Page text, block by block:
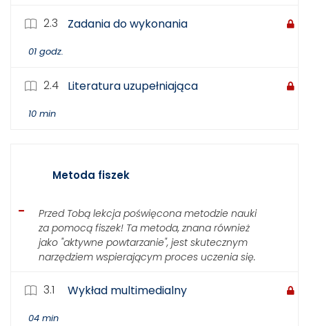
2.3 Zadania do wykonania
01 godz.
2.4 Literatura uzupełniająca
10 min
Metoda fiszek
Przed Tobą lekcja poświęcona metodzie nauki
za pomocą fiszek! Ta metoda, znana również
jako "aktywne powtarzanie", jest skutecznym
narzędziem wspierającym proces uczenia się.
3.1 Wykład multimedialny
04 min